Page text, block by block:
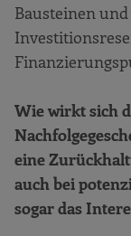
Bausteinen
Wie wirkt sich
eine
auch bei
sogar das